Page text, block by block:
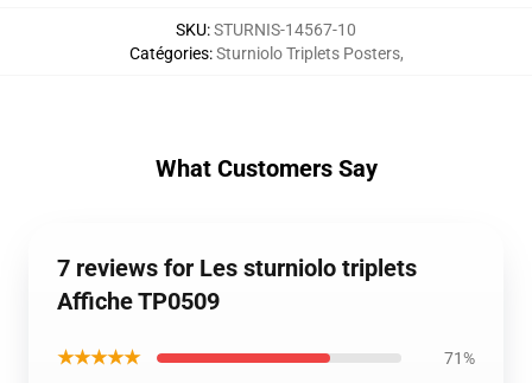
SKU:STURNIS-14567-10
Catégories:Sturniolo Triplets Posters,
What Customers Say
7 reviews for Les sturniolo triplets
Affiche TP0509
★★★★★ 71%